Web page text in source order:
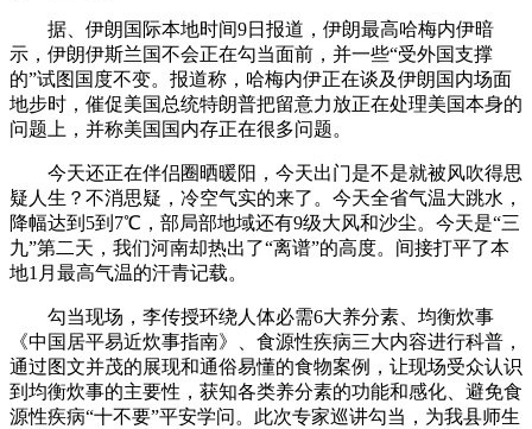
据、伊朗国际本地时间9日报道，伊朗最高哈梅内伊暗
示，伊朗伊斯兰国不会正在勾当面前，并一些“受外国支撑
的”试图国度不变。报道称，哈梅内伊正在谈及伊朗国内场面
地步时，催促美国总统特朗普把留意力放正在处理美国本身的
问题上，并称美国国内存正在很多问题。
今天还正在伴侣圈晒暖阳，今天出门是不是就被风吹得思
疑人生？不消思疑，冷空气实的来了。今天全省气温大跳水，
降幅达到5到7℃，部局部地域还有9级大风和沙尘。今天是“三
九”第二天，我们河南却热出了“离谱”的高度。间接打平了本
地1月最高气温的汗青记载。
勾当现场，李传授环绕人体必需6大养分素、均衡炊事
《中国居平易近炊事指南》、食源性疾病三大内容进行科普，
通过图文并茂的展现和通俗易懂的食物案例，让现场受众认识
到均衡炊事的主要性，获知各类养分素的功能和感化、避免食
源性疾病“十不要”平安学问。此次专家巡讲勾当，为我县师生